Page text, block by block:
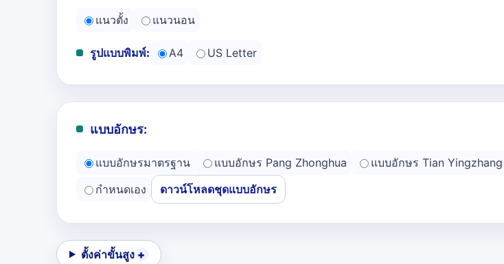
แนวตั้ง แนวนอน
รูปแบบพิมพ์: A4 US Letter
แบบอักษร:
แบบอักษรมาตรฐาน แบบอักษร Pang Zhonghua
แบบอักษร Tian Yingzhang
กำหนดเอง
ดาวน์โหลดชุดแบบอักษร
ตั้งค่าขั้นสูง